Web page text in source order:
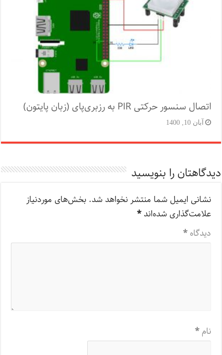
اتصال سنسور حرکتی PIR به رزبری‌پای (زبان پایتون)
آبان 10, 1400
دیدگاهتان را بنویسید
نشانی ایمیل شما منتشر نخواهد شد. بخش‌های موردنیاز
علامت‌گذاری شده‌اند*
دیدگاه*
نام*